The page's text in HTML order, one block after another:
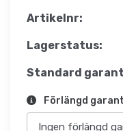
Artikelnr:
Lagerstatus:
Standard
Förlängd